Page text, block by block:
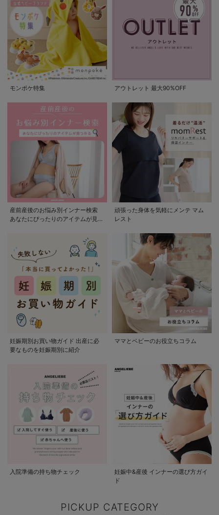
モンポケ特集 アウトレット 最大90%OFF
産前産後のお悩み別インナー検索
あなたにぴったりのアイテムが見つ
頑張った身体を気軽にメンテ マム
レスト
妊娠期別お買い物ガイド 出産に必
要なものを妊娠期別に紹介
ママとベビーのお役立ちコラム
入院準備の持ち物チェック
妊娠中&産後 インナーの選び方ガイ
ド
PICKUP CATEGORY